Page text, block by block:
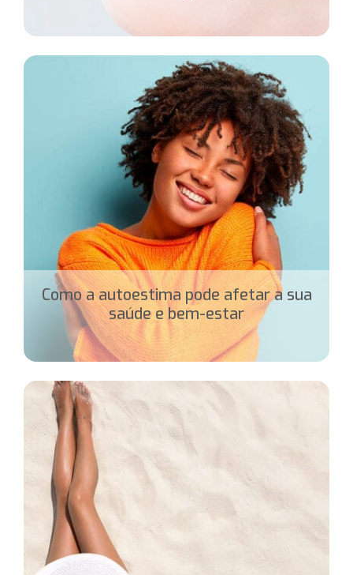
Como a autoestima pode afetar a sua
saúde e bem-estar